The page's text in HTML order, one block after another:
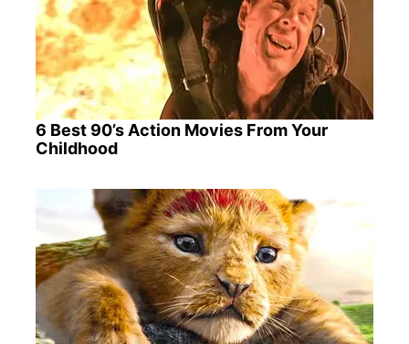
6 Best 90’s Action Movies From Your
Childhood